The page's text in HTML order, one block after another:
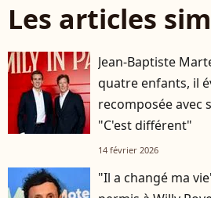
Les articles
Jean-Baptiste
quatre enfants, il
recomposée avec
"C'est différent"
14 février 2026
"Il a changé ma